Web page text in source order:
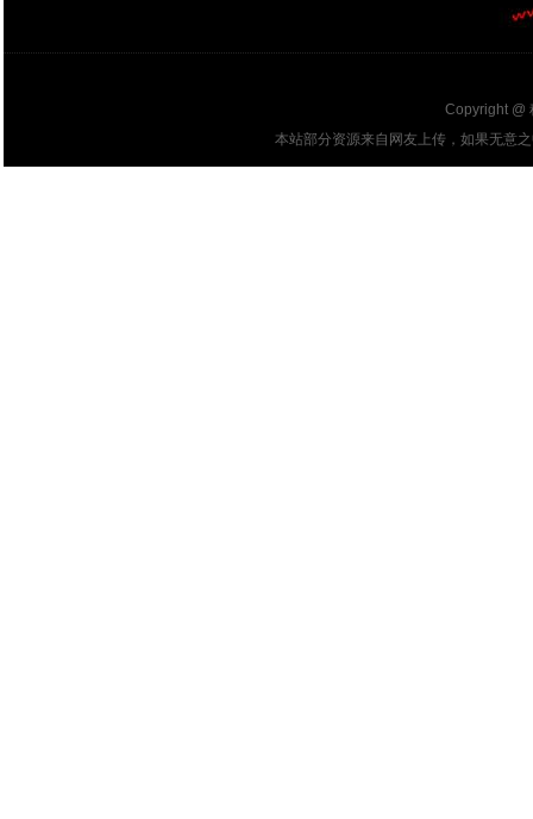
Copyright @
本站部分资源来自网友上传，如果无意